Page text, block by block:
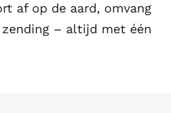
af op de aard, omvang
– altijd met één